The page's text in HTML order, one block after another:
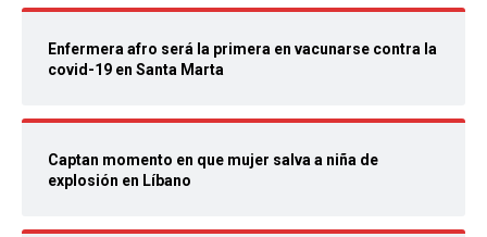
Enfermera afro será la primera en vacunarse contra la
covid-19 en Santa Marta
Captan momento en que mujer salva a niña de
explosión en Líbano